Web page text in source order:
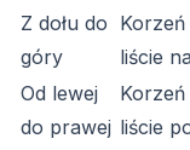
Z dołu do
góry
liście
Od lewej
do prawej liście